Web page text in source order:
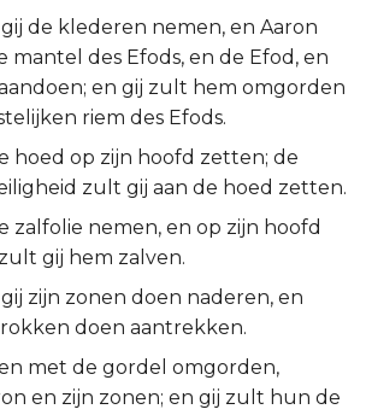
de klederen nemen, en Aaron
mantel des Efods, en de Efod, en
en gij zult hem omgorden
riem des Efods.
hoed op zijn hoofd zetten; de
zult gij aan de hoed zetten.
zalfolie nemen, en op zijn hoofd
gij hem zalven.
zijn zonen doen naderen, en
doen aantrekken.
met de gordel omgorden,
en zijn zonen; en gij zult hun de